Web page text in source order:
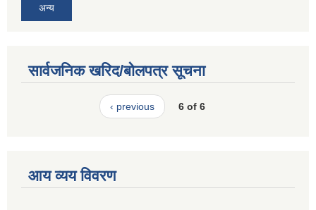
अन्य
सार्वजनिक खरिद/बोलपत्र सूचना
‹ previous 6 of 6
आय व्यय विवरण